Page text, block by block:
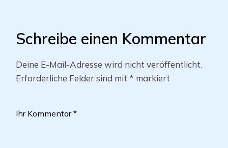
Schreibe einen Kommentar
Deine E-Mail-Adresse wird nicht veröffentlicht.
Erforderliche Felder sind mit * markiert